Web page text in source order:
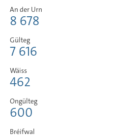
An der Urn
8 678
Gülteg
7 616
Wäiss
462
Ongülteg
600
Bréifwal